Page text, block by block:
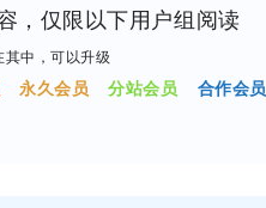
，仅限以下用户组阅读
其中，可以升级
永久会员 分站会员 合作会员